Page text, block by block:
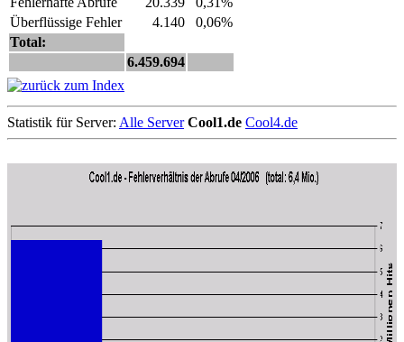
Überflüssige Fehler
4.140
0,06%
Total:
6.459.694
Statistik für Server: Alle Server Cool1.de Cool4.de